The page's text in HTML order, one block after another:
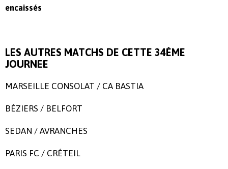
encaissés
LES AUTRES MATCHS DE CETTE 34ÈME
JOURNEE
MARSEILLE CONSOLAT / CA BASTIA
BÉZIERS / BELFORT
SEDAN / AVRANCHES
PARIS FC / CRÉTEIL